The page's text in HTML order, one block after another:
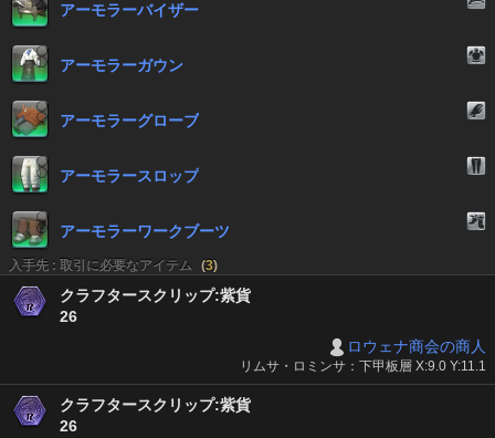
アーモラーバイザー
アーモラーガウン
アーモラーグローブ
アーモラースロップ
アーモラーワークブーツ
入手先 : 取引に必要なアイテム (3)
クラフタースクリップ:紫貨
26
ロウェナ商会の商人
リムサ・ロミンサ：下甲板層 X:9.0 Y:11.1
クラフタースクリップ:紫貨
26